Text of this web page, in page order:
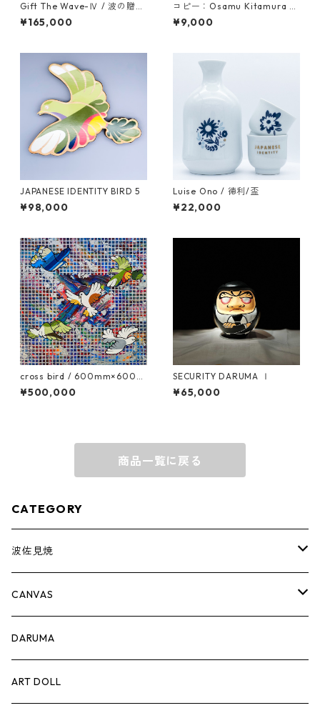
Gift The Wave-Ⅳ / 波の贈り
物-Ⅳ
¥165,000
コピー：Osamu Kitamura /
蕎麦猪口 / color1
¥9,000
JAPANESE IDENTITY BIRD 5
¥98,000
Luise Ono / 徳利/盃
¥22,000
cross bird / 600mm×600m
m
¥500,000
SECURITY DARUMA Ⅰ
¥65,000
商品一覧に戻る
CATEGORY
波佐見焼
complete set
豆皿
蕎麦猪口
CANVAS
PRINT
DARUMA
ART DOLL